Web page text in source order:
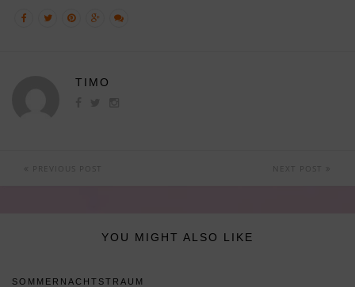
TIMO
PREVIOUS POST NEXT POST
YOU MIGHT ALSO LIKE
SOMMERNACHTSTRAUM